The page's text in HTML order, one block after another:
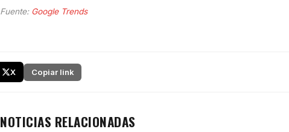
Fuente: Google Trends
X Copiar link
NOTICIAS RELACIONADAS